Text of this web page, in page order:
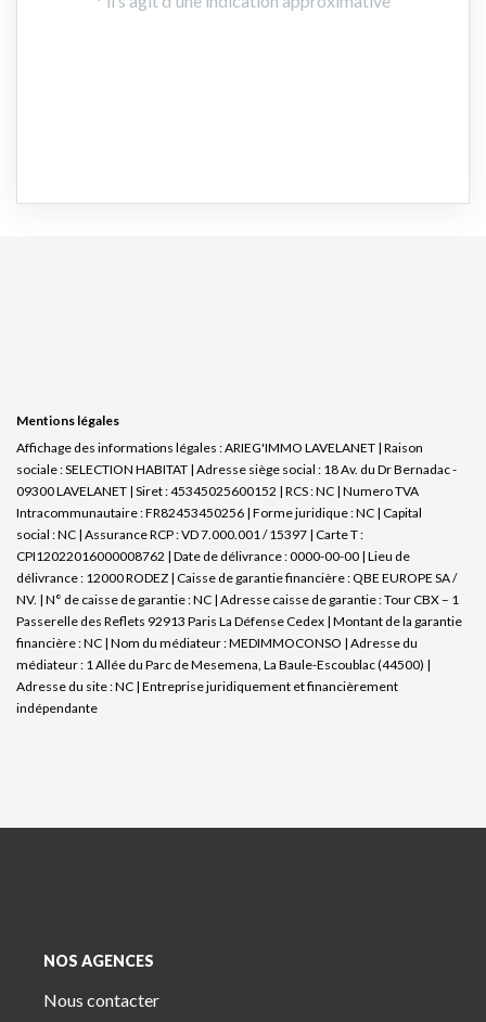
Mentions légales
Affichage des informations légales : ARIEG'IMMO LAVELANET | Raison
sociale : SELECTION HABITAT | Adresse siège social : 18 Av. du Dr Bernadac -
09300 LAVELANET | Siret : 45345025600152 | RCS : NC | Numero TVA
Intracommunautaire : FR82453450256 | Forme juridique : NC | Capital
social : NC | Assurance RCP : VD 7.000.001 / 15397 | Carte T :
CPI12022016000008762 | Date de délivrance : 0000-00-00 | Lieu de
délivrance : 12000 RODEZ | Caisse de garantie financière : QBE EUROPE SA /
NV. | N° de caisse de garantie : NC | Adresse caisse de garantie : Tour CBX – 1
Passerelle des Reflets 92913 Paris La Défense Cedex | Montant de la garantie
financière : NC | Nom du médiateur : MEDIMMOCONSO | Adresse du
médiateur : 1 Allée du Parc de Mesemena, La Baule-Escoublac (44500) |
Adresse du site : NC | Entreprise juridiquement et financièrement
indépendante
NOS AGENCES
Nous contacter